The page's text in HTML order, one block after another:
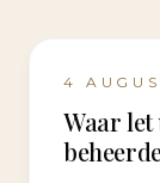
4
Waar let